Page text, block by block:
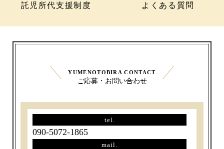
託児所代支援制度 よくある質問
YUMENOTOBIRA CONTACT
ご応募・お問い合わせ
tel.
090-5072-1865
mail.